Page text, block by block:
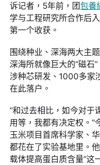
诉记者，5年前，团包養
学与工程研究所合作后
第一个收获。
围绕种业、深海两大主
深海所就像巨大的“磁石
涉种芯研发、1000多家
在此落户。
“和过去相比，如今对于
用等，我都有决定权。”
玉米项目首席科学家、
都花在了实验基地里。
载体提高蛋白质含量”这